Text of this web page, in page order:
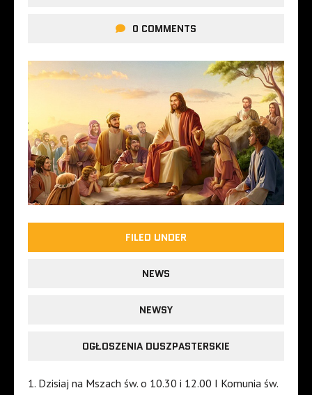
0 COMMENTS
FILED UNDER
NEWS
NEWSY
OGŁOSZENIA DUSZPASTERSKIE
1. Dzisiaj na Mszach św. o 10.30 i 12.00 I Komunia św.